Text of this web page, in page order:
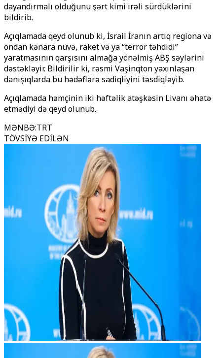
dayandırmalı olduğunu şərt kimi irəli sürdüklərini
bildirib.
Açıqlamada qeyd olunub ki, İsrail İranın artıq regiona və
ondan kənara nüvə, raket və ya “terror təhdidi”
yaratmasının qarşısını almağa yönəlmiş ABŞ səylərini
dəstəkləyir. Bildirilir ki, rəsmi Vaşinqton yaxınlaşan
danışıqlarda bu hədəflərə sadiqliyini təsdiqləyib.
Açıqlamada həmçinin iki həftəlik atəşkəsin Livanı əhatə
etmədiyi də qeyd olunub.
MƏNBƏ:TRT
TÖVSİYƏ EDİLƏN